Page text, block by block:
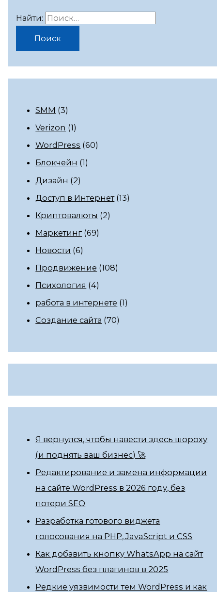
Найти:
SMM (3)
Verizon (1)
WordPress (60)
Блокчейн (1)
Дизайн (2)
Доступ в Интернет(13)
Криптовалюты (2)
Маркетинг (69)
Новости (6)
Продвижение (108)
Психология (4)
работа в интернете (1)
Создание сайта (70)
Я вернулся, чтобы навести здесь шороху
(и поднять ваш бизнес) 🚀
Редактирование и замена информации
на сайте WordPress в 2026 году, без
потери SEO
Разработка готового виджета
голосования на PHP, JavaScript и CSS
Как добавить кнопку WhatsApp на сайт
WordPress без плагинов в 2025
Редкие уязвимости тем WordPress и как